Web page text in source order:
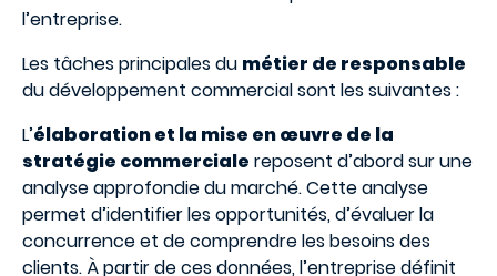
l’entreprise.
Les tâches principales du métier de responsable
du développement commercial sont les suivantes :
L’élaboration et la mise en œuvre de la
stratégie commerciale reposent d’abord sur une
analyse approfondie du marché. Cette analyse
permet d’identifier les opportunités, d’évaluer la
concurrence et de comprendre les besoins des
clients. À partir de ces données, l’entreprise définit